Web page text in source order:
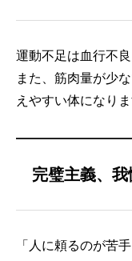
運動不足は血行不
また、筋肉量が少
えやすい体になりま
完璧主義、
「人に頼るのが苦